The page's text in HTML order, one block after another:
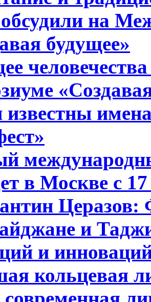
обсудили на
будущее»
известны
в Москве с
Церазов:
и
и
кольцевая